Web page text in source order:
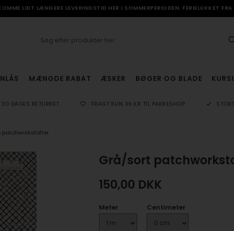
LIDT LÆNGERE LEVERINGSTID HER I SOMMERPERIODEN. FERIELUKKET
MÆNGDE RABAT ÆSKER BØGER OG BLADE
30 DAGES RETURRET FRAGT KUN 39 KR TIL PAKKESHOP
patchworkstoffer
Grå/sort
150,00 DKK
Meter Centimeter